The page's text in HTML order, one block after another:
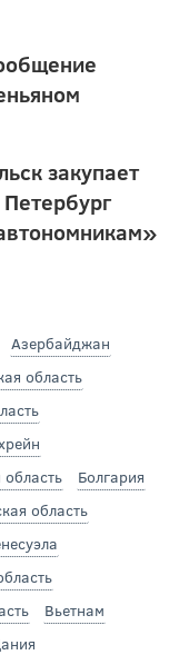
закупает
Азербайджан
область
область
Болгария
область
Вьетнам